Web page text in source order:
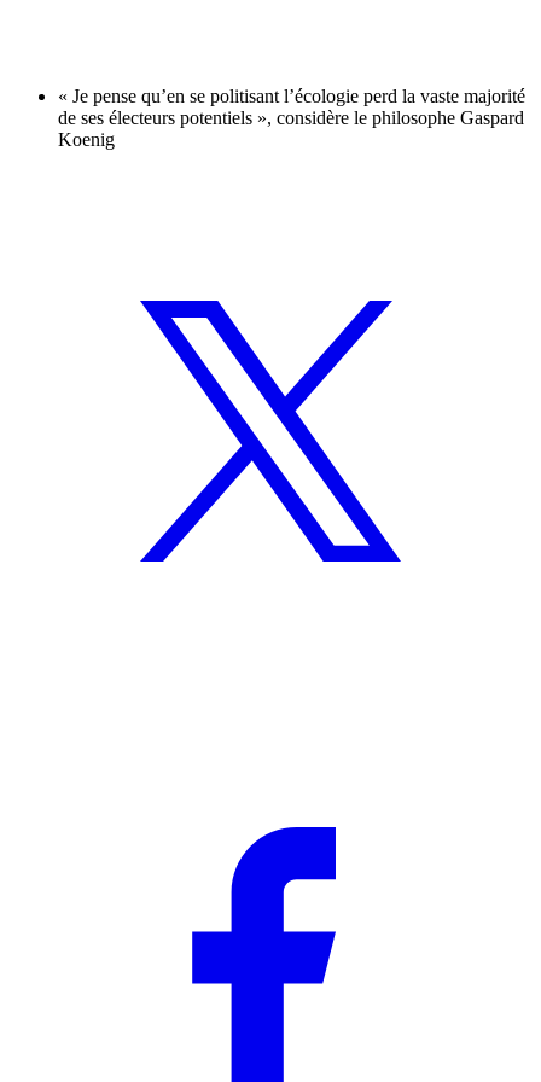
« Je pense qu’en se politisant l’écologie perd la vaste majorité
de ses électeurs potentiels », considère le philosophe Gaspard
Koenig